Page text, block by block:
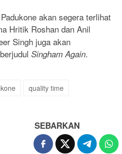
akan segera terlihat
Hritik Roshan dan Anil
Singh juga akan
Singham Again.
quality time
SEBARKAN